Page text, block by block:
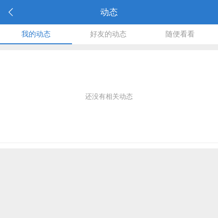
动态
我的动态 好友的动态 随便看看
还没有相关动态